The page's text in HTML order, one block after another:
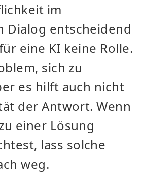
im
Dialog entscheidend
eine KI keine Rolle.
sich zu
es hilft auch nicht
der Antwort. Wenn
einer Lösung
lass solche
weg.